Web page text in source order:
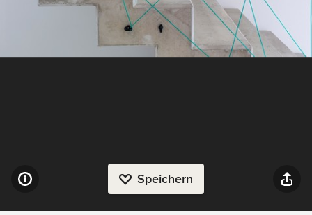
Speichern